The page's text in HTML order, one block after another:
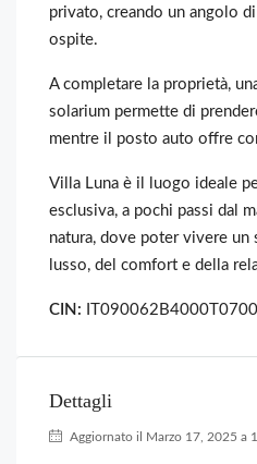
privato, creando un angolo
ospite.
A completare la proprietà,
solarium permette di
mentre il posto auto offre
Villa Luna è il luogo ideale
esclusiva, a pochi passi dal
natura, dove poter vivere un
lusso, del comfort e della
CIN: IT090062B4000T0700
Dettagli
Aggiornato il Marzo 17, 2025 a